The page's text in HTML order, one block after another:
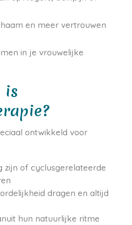
en meer vertrouwen
in je vrouwelijke
is
ontwikkeld voor
zijn of cyclusgerelateerde
dragen en altijd
hun natuurlijke ritme